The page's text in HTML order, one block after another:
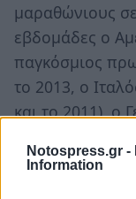
Notospress.gr -
Information
μαραθώνιους
εβδομάδες ο
παγκόσμιος
το 2013, ο
και το 2011), ο
2012), ο
νικητής) και ο